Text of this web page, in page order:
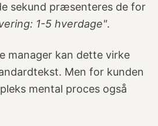
sekund præsenteres de for
1-5 hverdage".
manager kan dette virke
Men for kunden
mental proces også